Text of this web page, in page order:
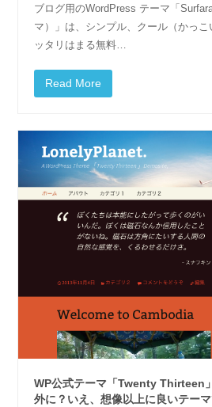
ブログ用のWordPress テーマ「
マ）」は、シンプル、クール（かっ
ッタリはまる無料…
Read More
WP公式テーマ「Twenty Thirteen
外に？いえ、想像以上に良いテーマ